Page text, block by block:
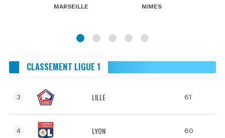
MARSEILLE NIMES
CLASSEMENT LIGUE 1
3 LILLE 61
4 LYON 60